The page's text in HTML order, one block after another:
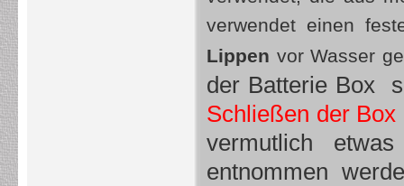
verwendet einen
Lippen vor Wasser
der Batterie Box
Schließen der
vermutlich
entnommen